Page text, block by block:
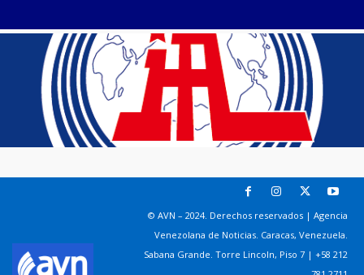
© AVN – 2024. Derechos reservados | Agencia
Venezolana de Noticias. Caracas, Venezuela.
Sabana Grande. Torre Lincoln, Piso 7 | +58 212